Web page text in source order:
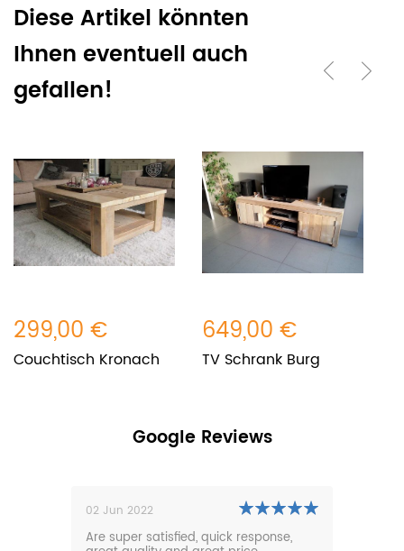
Diese Artikel könnten
Ihnen eventuell auch
gefallen!
299,00 €
Couchtisch Kronach
649,00 €
TV Schrank Burg
Google Reviews
02 Jun 2022
Are super satisfied, quick response,